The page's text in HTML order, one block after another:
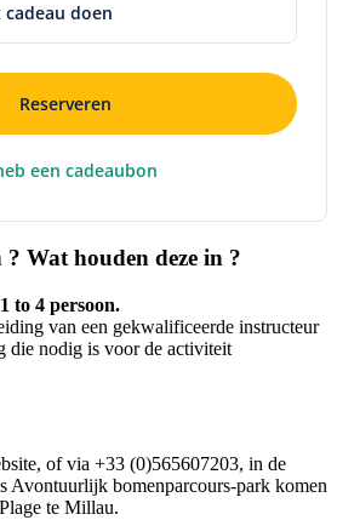
doen
Reserveren
een cadeaubon
Wat houden deze in ?
to 4 persoon.
van een gekwalificeerde instructeur
die nodig is voor de activiteit
of via +33 (0)565607203, in de
Avontuurlijk bomenparcours-park komen
te Millau.